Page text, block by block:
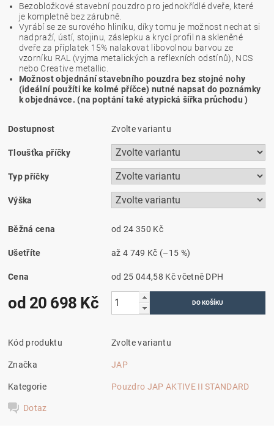
Bezobložkové stavební pouzdro pro jednokřídlé dveře, které
je kompletně bez zárubně.
Vyrábí se ze surového hliníku, díky tomu je možnost nechat si
nadpraží, ústí, stojinu, záslepku a krycí profil na skleněné
dveře za příplatek 15% nalakovat libovolnou barvou ze
vzorníku RAL (vyjma metalických a reflexních odstínů), NCS
nebo Creative metallic.
Možnost objednání stavebního pouzdra bez stojné nohy
(ideální použíti ke kolmé příčce) nutné napsat do poznámky
k objednávce. (na poptání také atypická šířka průchodu )
Dostupnost Zvolte variantu
Tloušťka příčky
Typ příčky
Výška
Běžná cena od 24 350 Kč
Ušetříte až4 749 Kč (–15 %)
Cena od 25 044,58 Kčvčetně DPH
od 20 698 Kč
Kód produktu Zvolte variantu
Značka JAP
Kategorie Pouzdro JAP AKTIVE II STANDARD
Dotaz